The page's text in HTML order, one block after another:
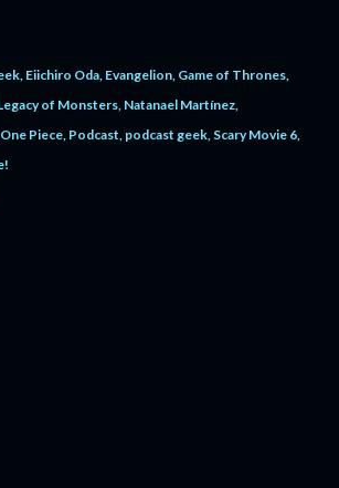
Eiichiro Oda Evangelion Game of Thrones
of Monsters Natanael Martínez
One Piece Podcast podcast geek Scary Movie 6